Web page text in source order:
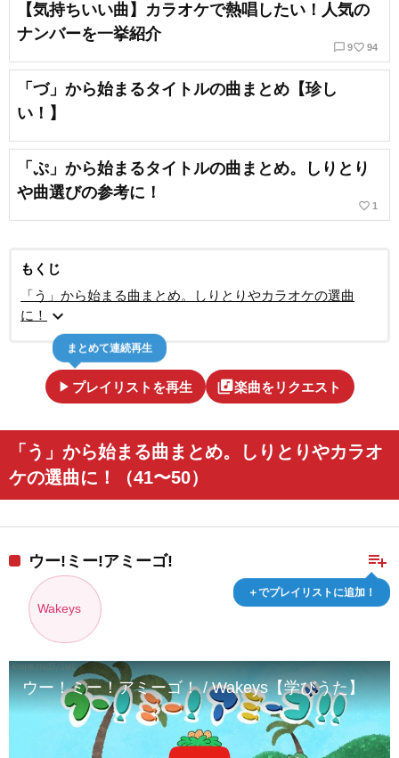
【気持ちいい曲】カラオケで熱唱したい！人気の
ナンバーを一挙紹介
chat_bubble_outline 9favorite_border 94
「づ」から始まるタイトルの曲まとめ【珍し
い！】
「ぷ」から始まるタイトルの曲まとめ。しりとり
や曲選びの参考に！
favorite_border 1
もくじ
「う」から始まる曲まとめ。しりとりやカラオケの選曲
に！
expand_more
play_arrow プレイリストを再生
まとめて連続再生
library_music楽曲をリクエスト
「う」から始まる曲まとめ。しりとりやカラオ
ケの選曲に！（41〜50）
playlist_add
＋でプレイリストに追加！
ウー!ミー!アミーゴ!
Wakeys
ウー！ミー！アミーゴ！ / Wakeys【学びうた】